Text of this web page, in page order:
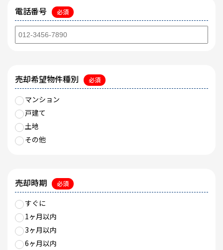
電話番号 必須
売却希望物件種別 必須
マンション
戸建て
土地
その他
売却時期 必須
すぐに
1ヶ月以内
3ヶ月以内
6ヶ月以内